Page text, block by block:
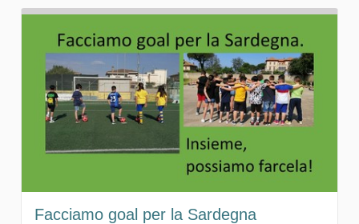
Facciamo goal per la Sardegna